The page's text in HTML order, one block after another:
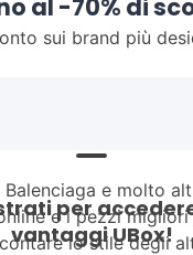
al -70% di
sui brand più
e molto
e i pezzi
lo stile degli
per
vantaggi UBox!